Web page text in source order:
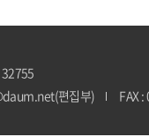
편집부)
FAX